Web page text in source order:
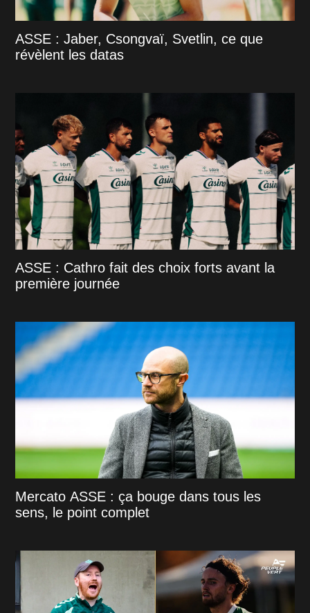
ASSE : Jaber, Csongvaï, Svetlin, ce que
révèlent les datas
ASSE : Cathro fait des choix forts avant la
première journée
Mercato ASSE : ça bouge dans tous les
sens, le point complet